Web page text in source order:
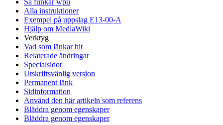
Så funkar wpu
Alla instruktioner
Exempel på uppslag E13-00-A
Hjälp om MediaWiki
Verktyg
Vad som länkar hit
Relaterade ändringar
Specialsidor
Utskriftsvänlig version
Permanent länk
Sidinformation
Använd den här artikeln som referens
Bläddra genom egenskaper
Bläddra genom egenskaper